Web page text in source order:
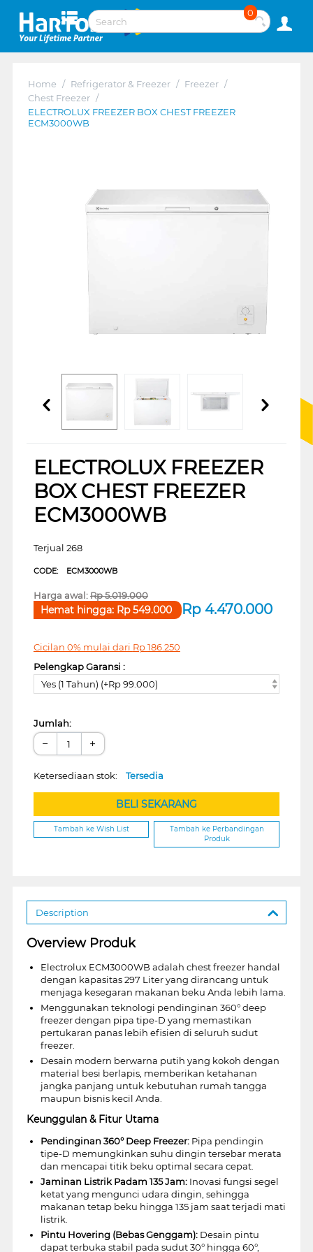
0
Home / Refrigerator & Freezer / Freezer /
Chest Freezer /
ELECTROLUX FREEZER BOX CHEST FREEZER
ECM3000WB
ELECTROLUX FREEZER
BOX CHEST FREEZER
ECM3000WB
Terjual 268
CODE: ECM3000WB
Harga awal:Rp5.019.000
Rp 4.470.000
Hemat hingga: Rp549.000
Cicilan 0% mulai dari Rp186.250
Pelengkap Garansi :
Yes (1 Tahun) (+Rp 99.000)
Jumlah:
− +
Ketersediaan stok: Tersedia
BELI SEKARANG
Tambah ke Wish List
Tambah ke Perbandingan
Produk
Description
Overview Produk
Electrolux ECM3000WB adalah chest freezer handal
dengan kapasitas 297 Liter yang dirancang untuk
menjaga kesegaran makanan beku Anda lebih lama.
Menggunakan teknologi pendinginan 360° deep
freezer dengan pipa tipe-D yang memastikan
pertukaran panas lebih efisien di seluruh sudut
freezer.
Desain modern berwarna putih yang kokoh dengan
material besi berlapis, memberikan ketahanan
jangka panjang untuk kebutuhan rumah tangga
maupun bisnis kecil Anda.
Keunggulan & Fitur Utama
Pendinginan 360° Deep Freezer:Pipa pendingin
tipe-D memungkinkan suhu dingin tersebar merata
dan mencapai titik beku optimal secara cepat.
Jaminan Listrik Padam 135 Jam:Inovasi fungsi segel
ketat yang mengunci udara dingin, sehingga
makanan tetap beku hingga 135 jam saat terjadi mati
listrik.
Pintu Hovering (Bebas Genggam):Desain pintu
dapat terbuka stabil pada sudut 30° hingga 60°,